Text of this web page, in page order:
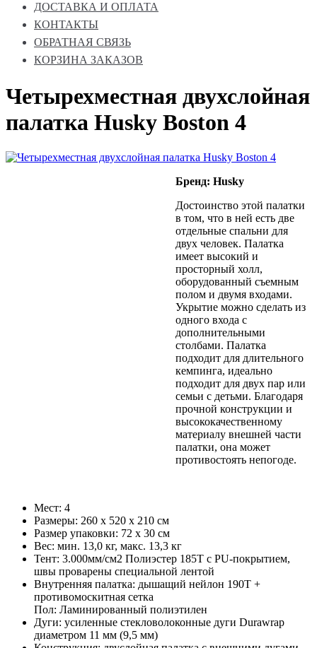
ДОСТАВКА И ОПЛАТА
КОНТАКТЫ
ОБРАТНАЯ СВЯЗЬ
КОРЗИНА ЗАКАЗОВ
Четырехместная двухслойная
палатка Husky Boston 4
Бренд: Husky
Достоинство этой палатки
в том, что в ней есть две
отдельные спальни для
двух человек. Палатка
имеет высокий и
просторный холл,
оборудованный съемным
полом и двумя входами.
Укрытие можно сделать из
одного входа с
дополнительными
столбами. Палатка
подходит для длительного
кемпинга, идеально
подходит для двух пар или
семьи с детьми. Благодаря
прочной конструкции и
высококачественному
материалу внешней части
палатки, она может
противостоять непогоде.
Мест: 4
Размеры: 260 x 520 x 210 см
Размер упаковки: 72 x 30 см
Вес: мин. 13,0 кг, макс. 13,3 кг
Тент: 3.000мм/cм2 Полиэстер 185Т с PU-покрытием,
швы проварены специальной лентой
Внутренняя палатка: дышащий нейлон 190T +
противомоскитная сетка
Пол: Ламинированный полиэтилен
Дуги: усиленные стекловолоконные дуги Durawrap
диаметром 11 мм (9,5 мм)